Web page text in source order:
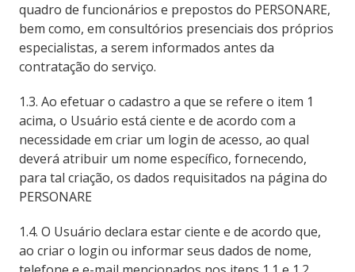
quadro de funcionários e prepostos do PERSONARE,
bem como, em consultórios presenciais dos próprios
especialistas, a serem informados antes da
contratação do serviço.
1.3. Ao efetuar o cadastro a que se refere o item 1
acima, o Usuário está ciente e de acordo com a
necessidade em criar um login de acesso, ao qual
deverá atribuir um nome específico, fornecendo,
para tal criação, os dados requisitados na página do
PERSONARE
1.4. O Usuário declara estar ciente e de acordo que,
ao criar o login ou informar seus dados de nome,